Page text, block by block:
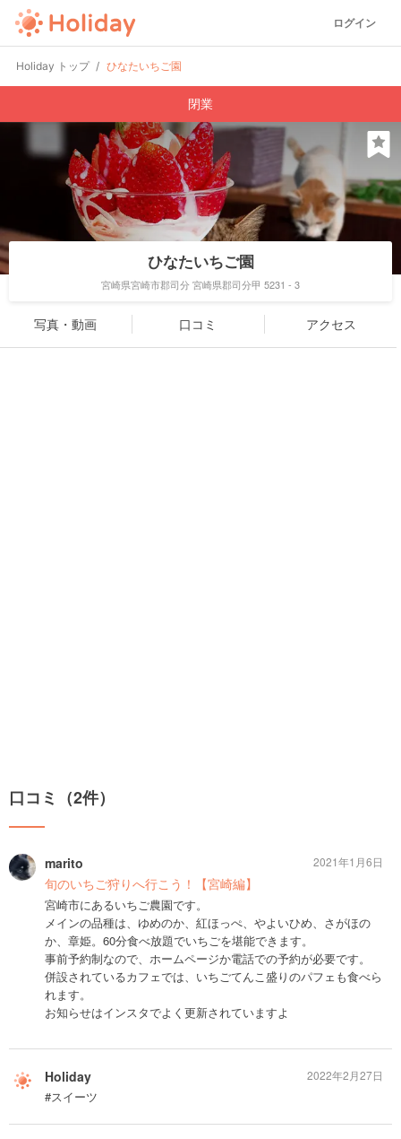
ログイン
Holiday トップ ひなたいちご園
閉業
ひなたいちご園
宮崎県宮崎市郡司分 宮崎県郡司分甲 5231 - 3
写真・動画 口コミ アクセス
口コミ（2件）
marito
旬のいちご狩りへ行こう！【宮崎編】
宮崎市にあるいちご農園です。
メインの品種は、ゆめのか、紅ほっぺ、やよいひめ、さがほの
か、章姫。60分食べ放題でいちごを堪能できます。
事前予約制なので、ホームページか電話での予約が必要です。
併設されているカフェでは、いちごてんこ盛りのパフェも食べら
れます。
お知らせはインスタでよく更新されていますよ
2021年1月6日
Holiday
#スイーツ
2022年2月27日